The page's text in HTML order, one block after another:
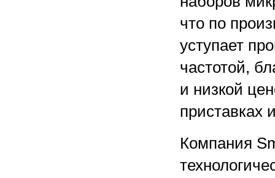
что по
уступает
частотой,
и низкой
приставках
Компания